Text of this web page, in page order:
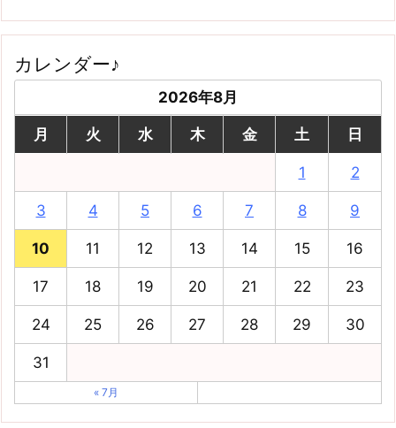
カレンダー♪
2026年8月
月 火 水 木 金 土 日
1 2
3 4 5 6 7 8 9
10 11 12 13 14 15 16
17 18 19 20 21 22 23
24 25 26 27 28 29 30
31
« 7月